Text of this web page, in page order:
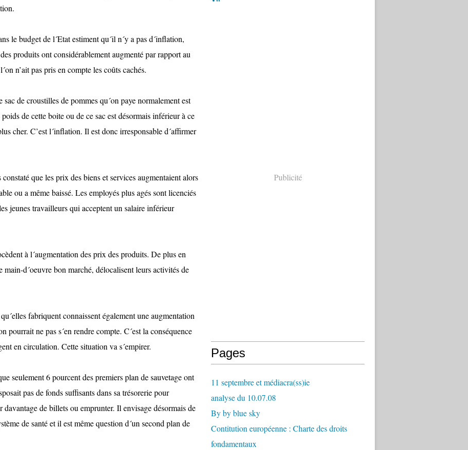
le budget de l´Etat estiment qu´il n´y a pas d´inflation,
produits ont considérablement augmenté par rapport au
n’ait pas pris en compte les coûts cachés.
de croustilles de pommes qu´on paye normalement est
de cette boite ou de ce sac est désormais inférieur à ce
cher. C’est l´inflation. Il est donc irresponsable d´affirmer
que les prix des biens et services augmentaient alors
ou a même baissé. Les employés plus agés sont licenciés
jeunes travailleurs qui acceptent un salaire inférieur
à l´augmentation des prix des produits. De plus en
main-d´oeuvre bon marché, délocalisent leurs activités de
fabriquent connaissent également une augmentation
pourrait ne pas s´en rendre compte. C´est la conséquence
en circulation. Cette situation va s´empirer.
seulement 6 pourcent des premiers plan de sauvetage ont
pas de fonds suffisants dans sa trésorerie pour
de billets ou emprunter. Il envisage désormais de
de santé et il est même question d´un second plan de
Publicité
Pages
11 septembre et médiacra(ss)ie
analyse du 10.07.08
By by blue sky
Contitution européenne : Charte des droits
fondamentaux